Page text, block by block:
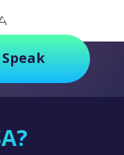
สนุกยิ่งกว่า
Speak